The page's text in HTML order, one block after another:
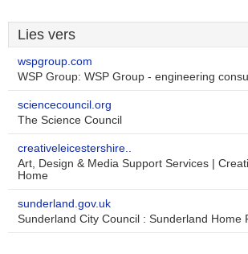
Lies vers
wspgroup.com
WSP Group: WSP Group - engineering
sciencecouncil.org
The Science Council
creativeleicestershire..
Art, Design & Media Support Services |
Home
sunderland.gov.uk
Sunderland City Council : Sunderland Home